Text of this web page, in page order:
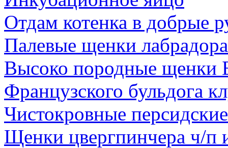
Отдам котенка в добрые
Палевые щенки
Высоко породные щенки
Французского бульдога
Чистокровные
Щенки цвергпинчера ч/п